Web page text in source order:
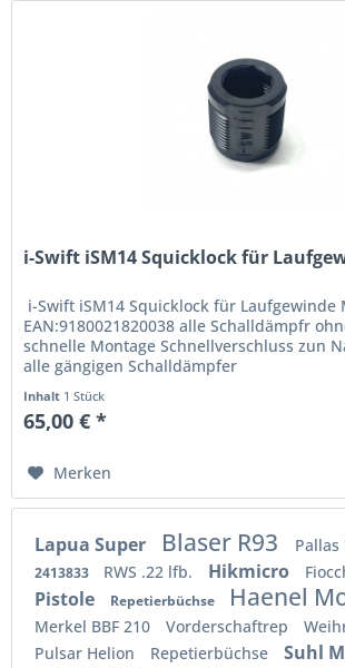
i-Swift iSM14 Squicklock für
i-Swift iSM14 Squicklock für Laufgewinde
EAN:9180021820038 alle Schalldämpfr
schnelle Montage Schnellverschluss zun
alle gängigen Schalldämpfer
Inhalt 1 Stück
65,00 € *
Merken
Lapua Super Blaser R93 Pallas
2413833
RWS .22 lfb. Hikmicro
Pistole
Repetierbüchse Haenel
Merkel BBF 210 Vorderschaftrep
Pulsar Helion
Repetierbüchse Suhl